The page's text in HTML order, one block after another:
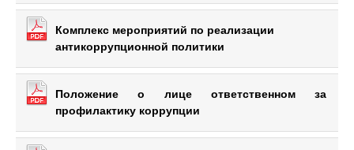
Комплекс мероприятий по реализации
антикоррупционной политики
Положение о лице ответственном за
профилактику коррупции